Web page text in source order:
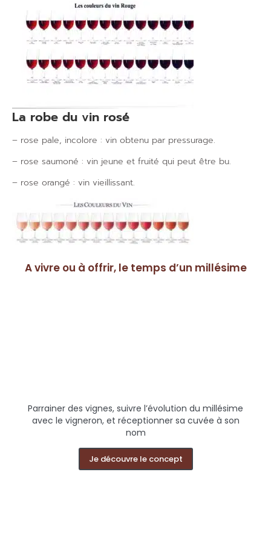
A vivre ou à offrir, le temps d’un millésime
Parrainer des vignes, suivre l’évolution du millésime
avec le vigneron, et réceptionner sa cuvée à son
nom
Je découvre le concept
La robe du vin rosé
– rose pale, incolore : vin obtenu par pressurage.
– rose saumoné : vin jeune et fruité qui peut être bu.
– rose orangé : vin vieillissant.